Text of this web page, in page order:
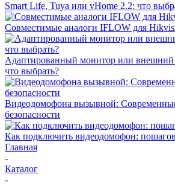
Smart Life, Tuya или vHome 2.2: что
Совместимые аналоги IFLOW для
Адаптированный монитор или внешний
что выбрать?
Видеодомофона вызывной:
безопасности
Как подключить видеодомофон:
Главная
-
Каталог
-